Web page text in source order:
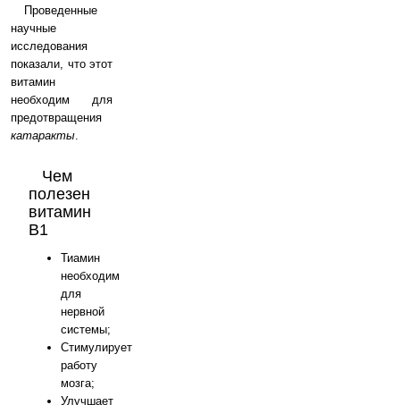
Проведенные
научные
исследования
показали, что этот
витамин
необходим для
предотвращения
катаракты.
Чем
полезен
витамин
B1
Тиамин
необходим
для
нервной
системы;
Стимулирует
работу
мозга;
Улучшает